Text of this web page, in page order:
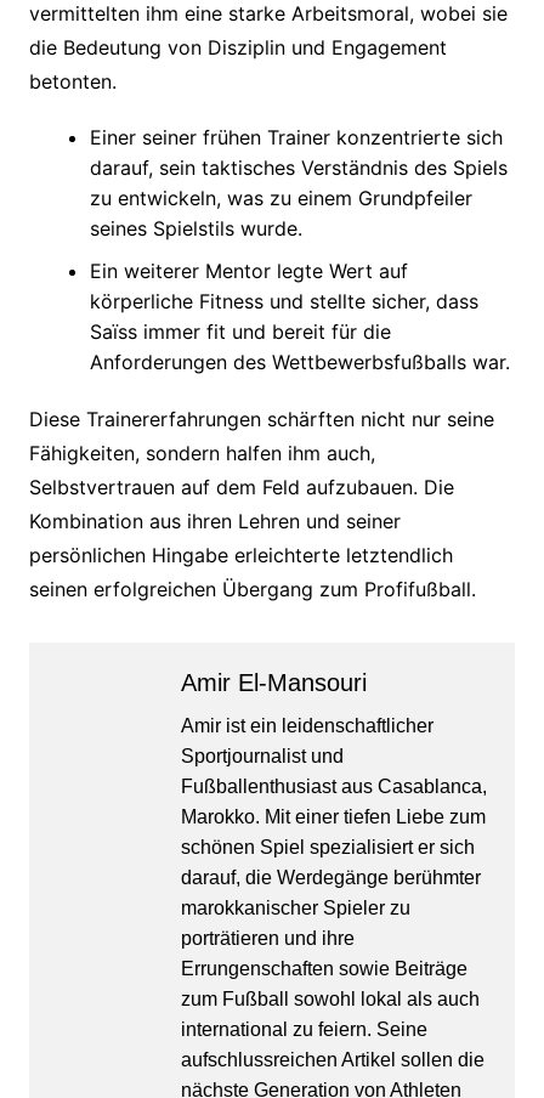
vermittelten ihm eine starke Arbeitsmoral, wobei sie
die Bedeutung von Disziplin und Engagement
betonten.
Einer seiner frühen Trainer konzentrierte sich
darauf, sein taktisches Verständnis des Spiels
zu entwickeln, was zu einem Grundpfeiler
seines Spielstils wurde.
Ein weiterer Mentor legte Wert auf
körperliche Fitness und stellte sicher, dass
Saïss immer fit und bereit für die
Anforderungen des Wettbewerbsfußballs war.
Diese Trainererfahrungen schärften nicht nur seine
Fähigkeiten, sondern halfen ihm auch,
Selbstvertrauen auf dem Feld aufzubauen. Die
Kombination aus ihren Lehren und seiner
persönlichen Hingabe erleichterte letztendlich
seinen erfolgreichen Übergang zum Profifußball.
Amir El-Mansouri
Amir ist ein leidenschaftlicher
Sportjournalist und
Fußballenthusiast aus Casablanca,
Marokko. Mit einer tiefen Liebe zum
schönen Spiel spezialisiert er sich
darauf, die Werdegänge berühmter
marokkanischer Spieler zu
porträtieren und ihre
Errungenschaften sowie Beiträge
zum Fußball sowohl lokal als auch
international zu feiern. Seine
aufschlussreichen Artikel sollen die
nächste Generation von Athleten